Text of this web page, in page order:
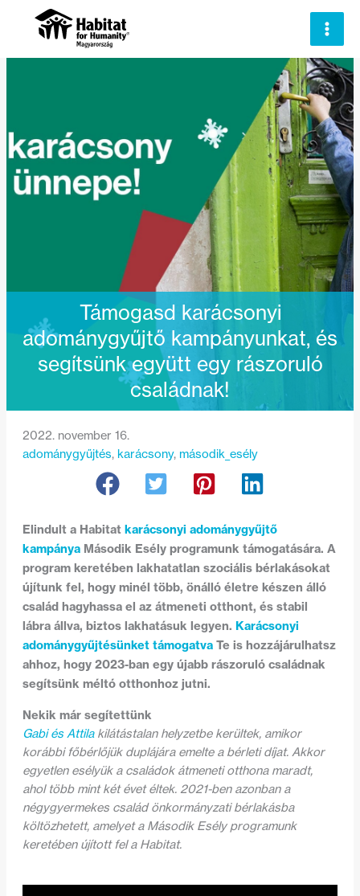
Támogasd karácsonyi
adománygyűjtő kampányunkat, és
segítsünk együtt egy rászoruló
családnak!
2022. november 16.
adománygyűjtés, karácsony, második_esély
Elindult a Habitat karácsonyi adománygyűjtő
kampányaMásodik Esély programunk támogatására. A
program keretében lakhatatlan szociális bérlakásokat
újítunk fel, hogy minél több, önálló életre készen álló
család hagyhassa el az átmeneti otthont, és stabil
lábra állva, biztos lakhatásuk legyen. Karácsonyi
adománygyűjtésünket támogatvaTe is hozzájárulhatsz
ahhoz, hogy 2023-ban egy újabb rászoruló családnak
segítsünk méltó otthonhoz jutni.
Nekik már segítettünk
Gabi és Attilakilátástalan helyzetbe kerültek, amikor
korábbi főbérlőjük duplájára emelte a bérleti díjat. Akkor
egyetlen esélyük a családok átmeneti otthona maradt,
ahol több mint két évet éltek. 2021-ben azonban a
négygyermekes család önkormányzati bérlakásba
költözhetett, amelyet a Második Esély programunk
keretében újított fel a Habitat.